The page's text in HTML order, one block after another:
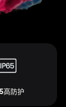
高防护